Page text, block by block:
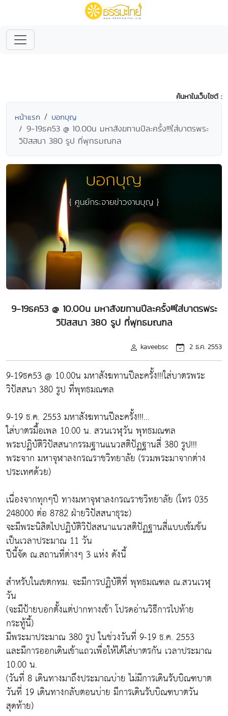
ค้นหาในเว็บไซต์ :
หน้าแรก บอกบุญ
9-19ธค53 @ 10.00น มหาสังฆทานปีละครั้ง!!!ใส่บาตรพระ
วิปัสสนา 380 รูป ที่พุทธมณฑล
9-19ธค53 @ 10.00น มหาสังฆทานปีละครั้ง!!!ใส่บาตรพระ
วิปัสสนา 380 รูป ที่พุทธมณฑล
kaveebsc 2 ธ.ค. 2553
9-19ธค53 @ 10.00น มหาสังฆทานปีละครั้ง!!!ใส่บาตรพระ
วิปัสสนา 380 รูป ที่พุทธมณฑล
9-19 ธ.ค. 2553 มหาสังฆทานปีละครั้ง!!!...
ใส่บาตรมื้อเพล 10.00 น. สวนเวฬุวัน พุทธมณฑล
พระปฏิบัติวิปัสสนากรรมฐานแนวสติปัฏฐานสี่ 380 รูป!!!
พระจาก มหาจุฬาลงกรณราชวิทยาลัย (รวมพระมาจากต่าง
ประเทศด้วย)
เนื่องจากทุกๆปี ทางมหาจุฬาลงกรณราชวิทยาลัย (โทร 035
248000 ต่อ 8782 ฝ่ายวิปัสสนาธุระ)
จะมีพระนิสิตไปปฏิบัติวิปัสสนาแนวสติปัฏฐานสี่แบบเข้มข้น
เป็นเวลาประมาณ 11 วัน
ปีนี้จัด ณ.สถานที่ต่างๆ 3 แห่ง ดังนี้
สำหรับในเขตกทม. จะมีการปฏิบัติที่ พุทธมณฑล ณ.สวนเวฬุ
วัน
(จะมีป้ายบอกตั้งแต่ปากทางเข้า โปรดอ่านวิธีการไปท้าย
กระทู้นี้)
มีพระมาประมาณ 380 รูป ในช่วงวันที่ 9-19 ธ.ค. 2553
และมีการออกเดินเข้าแถวเพื่อให้ได้ใส่บาตรกัน เวลาประมาณ
10.00 น.
(วันที่ 8 เดินทางมาถึงประมาณบ่าย ไม่มีการเดินรับบิณฑบาต
วันที่ 19 เดินทางกลับตอนบ่าย มีการเดินรับบิณฑบาตวัน
สุดท้าย)